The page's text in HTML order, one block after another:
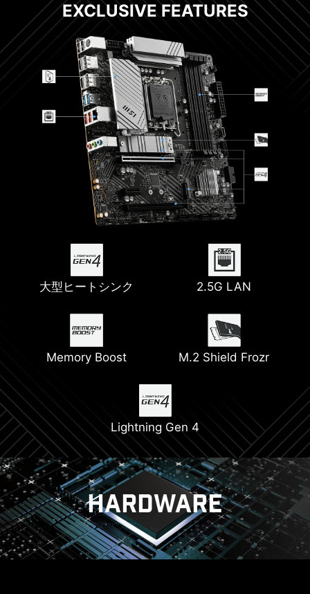
EXCLUSIVE FEATURES
大型ヒートシンク 2.5G LAN
Memory Boost M.2 Shield Frozr
Lightning Gen 4
HARDWARE